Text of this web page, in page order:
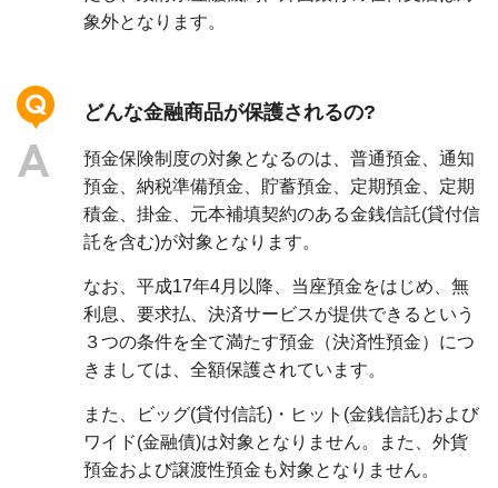
象外となります。
どんな金融商品が保護されるの?
預金保険制度の対象となるのは、普通預金、通知
預金、納税準備預金、貯蓄預金、定期預金、定期
積金、掛金、元本補填契約のある金銭信託(貸付信
託を含む)が対象となります。
なお、平成17年4月以降、当座預金をはじめ、無
利息、要求払、決済サービスが提供できるという
３つの条件を全て満たす預金（決済性預金）につ
きましては、全額保護されています。
また、ビッグ(貸付信託)・ヒット(金銭信託)および
ワイド(金融債)は対象となりません。また、外貨
預金および譲渡性預金も対象となりません。